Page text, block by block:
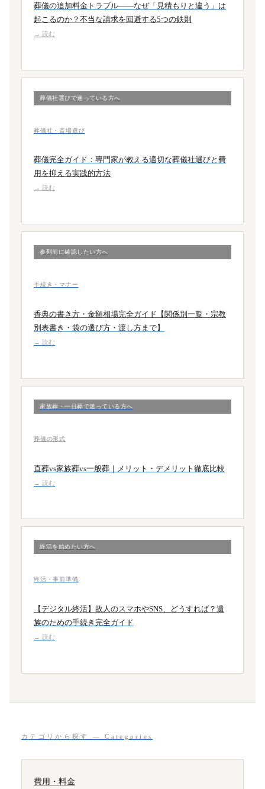
葬儀の追加料金トラブル——なぜ「見積もりと違う」は
起こるのか？不当な請求を回避する5つの鉄則
→ 読む
葬儀社選びで迷っている方へ
葬儀社・斎場選び
葬儀完全ガイド：専門家が教える適切な葬儀社選びと費
用を抑える実践的方法
→ 読む
参列前に確認したい方へ
手続き・マナー
香典の書き方・金額相場完全ガイド【関係別一覧・宗教
別表書き・袋の選び方・渡し方まで】
→ 読む
家族葬・一日葬で迷っている方へ
葬儀の形式
直葬vs家族葬vs一般葬｜メリット・デメリット徹底比較
→ 読む
終活を始めたい方へ
終活・事前準備
【デジタル終活】故人のスマホやSNS、どうすれば？遺
族のための手続き完全ガイド
→ 読む
カテゴリから探す — Categories
費用・料金